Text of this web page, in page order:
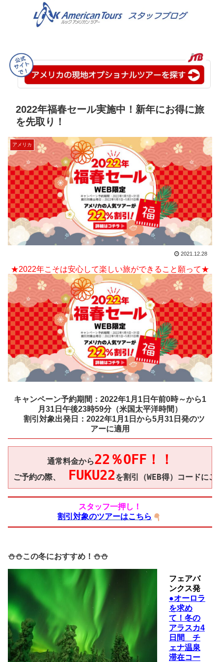
2022年福春セール実施中！新年にお得に旅
を先取り！
アメリカ
2021.12.28
★2022年こそは安心して楽しい旅ができること願って★
キャンペーン予約期間：2022年1月1日午前0時～から1
月31日午後23時59分（米国太平洋時間）
割引対象出発日：2022年1月1日から5月31日発のツ
アーに適用
通常料金から22％OFF！！
ご予約の際、 FUKU22
スタッフ一押し！
割引対象のツアーはこちら
⛄⛄この冬におすすめ！⛄⛄
フェアバ
ンクス発
●オーロラ
を求め
て！冬の
アラスカ4
日間 チ
ェナ温泉
滞在コー